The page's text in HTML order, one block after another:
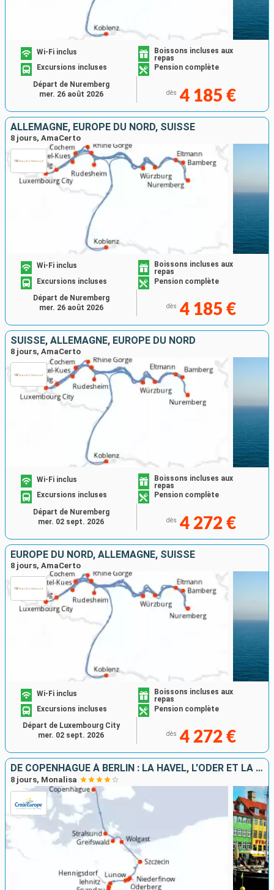
Wi-Fi inclus
Boissons incluses aux
repas
Excursions incluses
Pension complète
dès 4 185 €
Départ de Nuremberg
mer. 26 août 2026
ALLEMAGNE, EUROPE DU NORD, SUISSE
8 jours, AmaCerto
Wi-Fi inclus
Boissons incluses aux
repas
Excursions incluses
Pension complète
dès 4 185 €
Départ de Nuremberg
mer. 26 août 2026
SUISSE, ALLEMAGNE, EUROPE DU NORD
8 jours, AmaCerto
Wi-Fi inclus
Boissons incluses aux
repas
Excursions incluses
Pension complète
dès 4 272 €
Départ de Nuremberg
mer. 02 sept. 2026
EUROPE DU NORD, ALLEMAGNE, SUISSE
8 jours, AmaCerto
Wi-Fi inclus
Boissons incluses aux
repas
Excursions incluses
Pension complète
dès 4 272 €
Départ de Luxembourg City
mer. 02 sept. 2026
DE COPENHAGUE À BERLIN : LA HAVEL, L'ODER ET LA MER BALTIQUE
8 jours, Monalisa